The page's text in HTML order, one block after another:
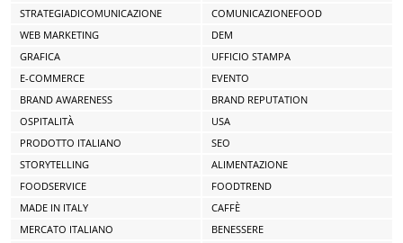
STRATEGIADICOMUNICAZIONE
COMUNICAZIONEFOOD
WEB MARKETING
DEM
GRAFICA
UFFICIO STAMPA
E-COMMERCE
EVENTO
BRAND AWARENESS
BRAND REPUTATION
OSPITALITÀ
USA
PRODOTTO ITALIANO
SEO
STORYTELLING
ALIMENTAZIONE
FOODSERVICE
FOODTREND
MADE IN ITALY
CAFFÈ
MERCATO ITALIANO
BENESSERE